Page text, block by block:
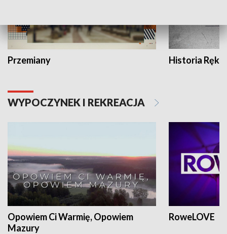
Przemiany Historia Ręką
WYPOCZYNEK I REKREACJA
Opowiem Ci Warmię, Opowiem
Mazury
RoweLOVE